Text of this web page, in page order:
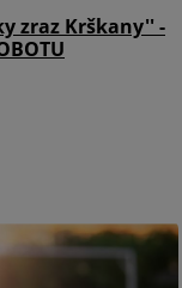
zraz Krškany'' -